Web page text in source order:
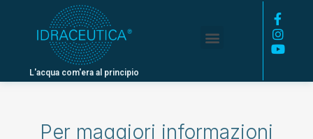
L'acqua com'era al principio
Per maggiori informazioni